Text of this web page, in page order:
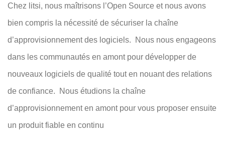
Chez litsi, nous maîtrisons l’Open Source et nous avons
bien compris la nécessité de sécuriser la chaîne
d’approvisionnement des logiciels. Nous nous engageons
dans les communautés en amont pour développer de
nouveaux logiciels de qualité tout en nouant des relations
de confiance. Nous étudions la chaîne
d’approvisionnement en amont pour vous proposer ensuite
un produit fiable en continu